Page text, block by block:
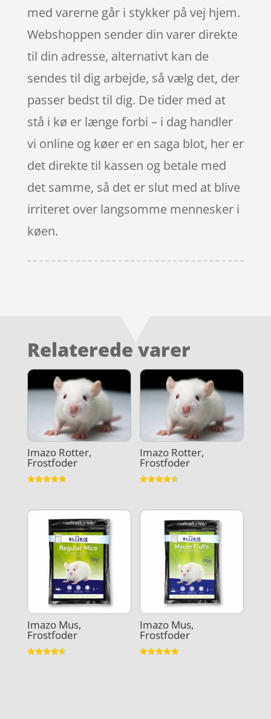
med varerne går i stykker på vej hjem.
Webshoppen sender din varer direkte
til din adresse, alternativt kan de
sendes til dig arbejde, så vælg det, der
passer bedst til dig. De tider med at
stå i kø er længe forbi – i dag handler
vi online og køer er en saga blot, her er
det direkte til kassen og betale med
det samme, så det er slut med at blive
irriteret over langsomme mennesker i
køen.
Relaterede varer
Imazo Rotter,
Frostfoder
Imazo Rotter,
Frostfoder
Imazo Mus,
Frostfoder
Imazo Mus,
Frostfoder